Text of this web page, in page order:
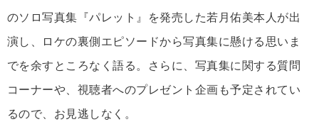
のソロ写真集『パレット』を発売した若月佑美本人が出
演し、ロケの裏側エピソードから写真集に懸ける思いま
でを余すところなく語る。さらに、写真集に関する質問
コーナーや、視聴者へのプレゼント企画も予定されてい
るので、お見逃しなく。